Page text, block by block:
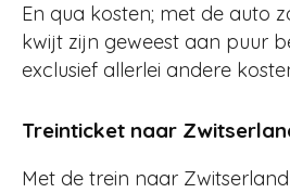
En qua kosten; met de auto
kwijt zijn geweest aan puur
exclusief allerlei andere
Treinticket naar
Met de trein naar